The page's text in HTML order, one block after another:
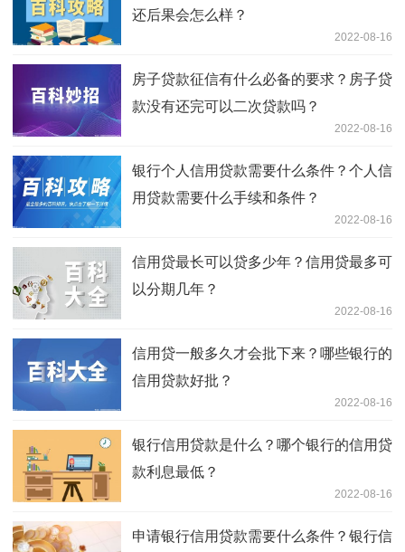
还后果会怎么样？
2022-08-16
房子贷款征信有什么必备的要求？房子贷
款没有还完可以二次贷款吗？
2022-08-16
银行个人信用贷款需要什么条件？个人信
用贷款需要什么手续和条件？
2022-08-16
信用贷最长可以贷多少年？信用贷最多可
以分期几年？
2022-08-16
信用贷一般多久才会批下来？哪些银行的
信用贷款好批？
2022-08-16
银行信用贷款是什么？哪个银行的信用贷
款利息最低？
2022-08-16
申请银行信用贷款需要什么条件？银行信